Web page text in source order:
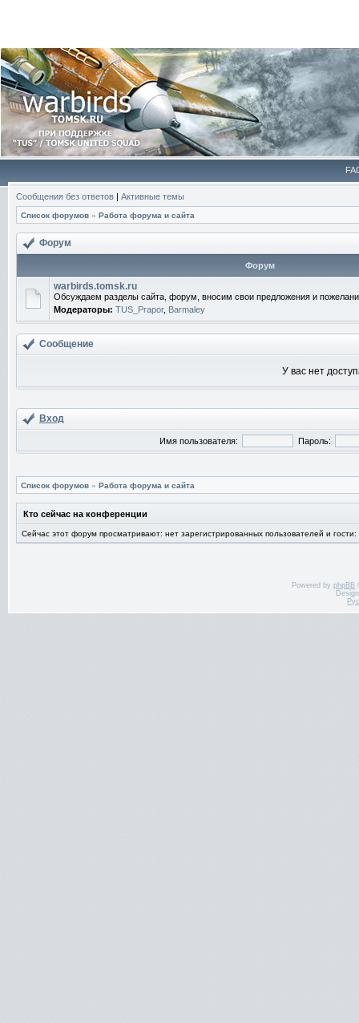
Сообщения без ответов | Активные темы
Список форумов » Работа форума и сайта
Форум
Форум
warbirds.tomsk.ru
Обсуждаем разделы сайта, форум, вносим свои предложения и
Модераторы: TUS_Prapor, Barmaley
Сообщение
У вас нет
Вход
Имя пользователя: Пароль:
Список форумов » Работа форума и сайта
Кто сейчас на конференции
Сейчас этот форум просматривают: нет зарегистрированных пользователей и гости:
Powered byphpBB